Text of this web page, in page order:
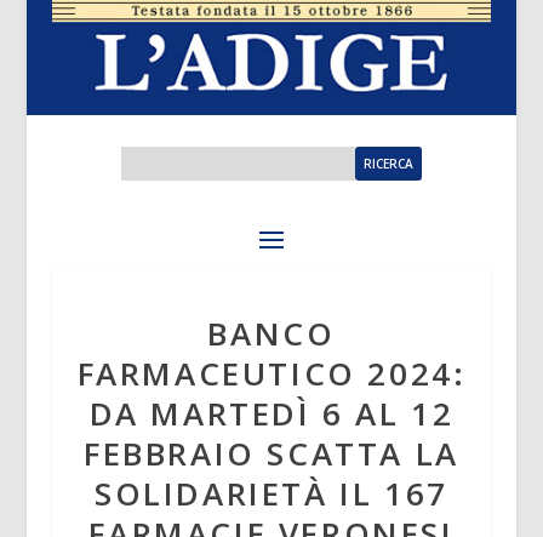
BANCO
FARMACEUTICO 2024:
DA MARTEDÌ 6 AL 12
FEBBRAIO SCATTA LA
SOLIDARIETÀ IL 167